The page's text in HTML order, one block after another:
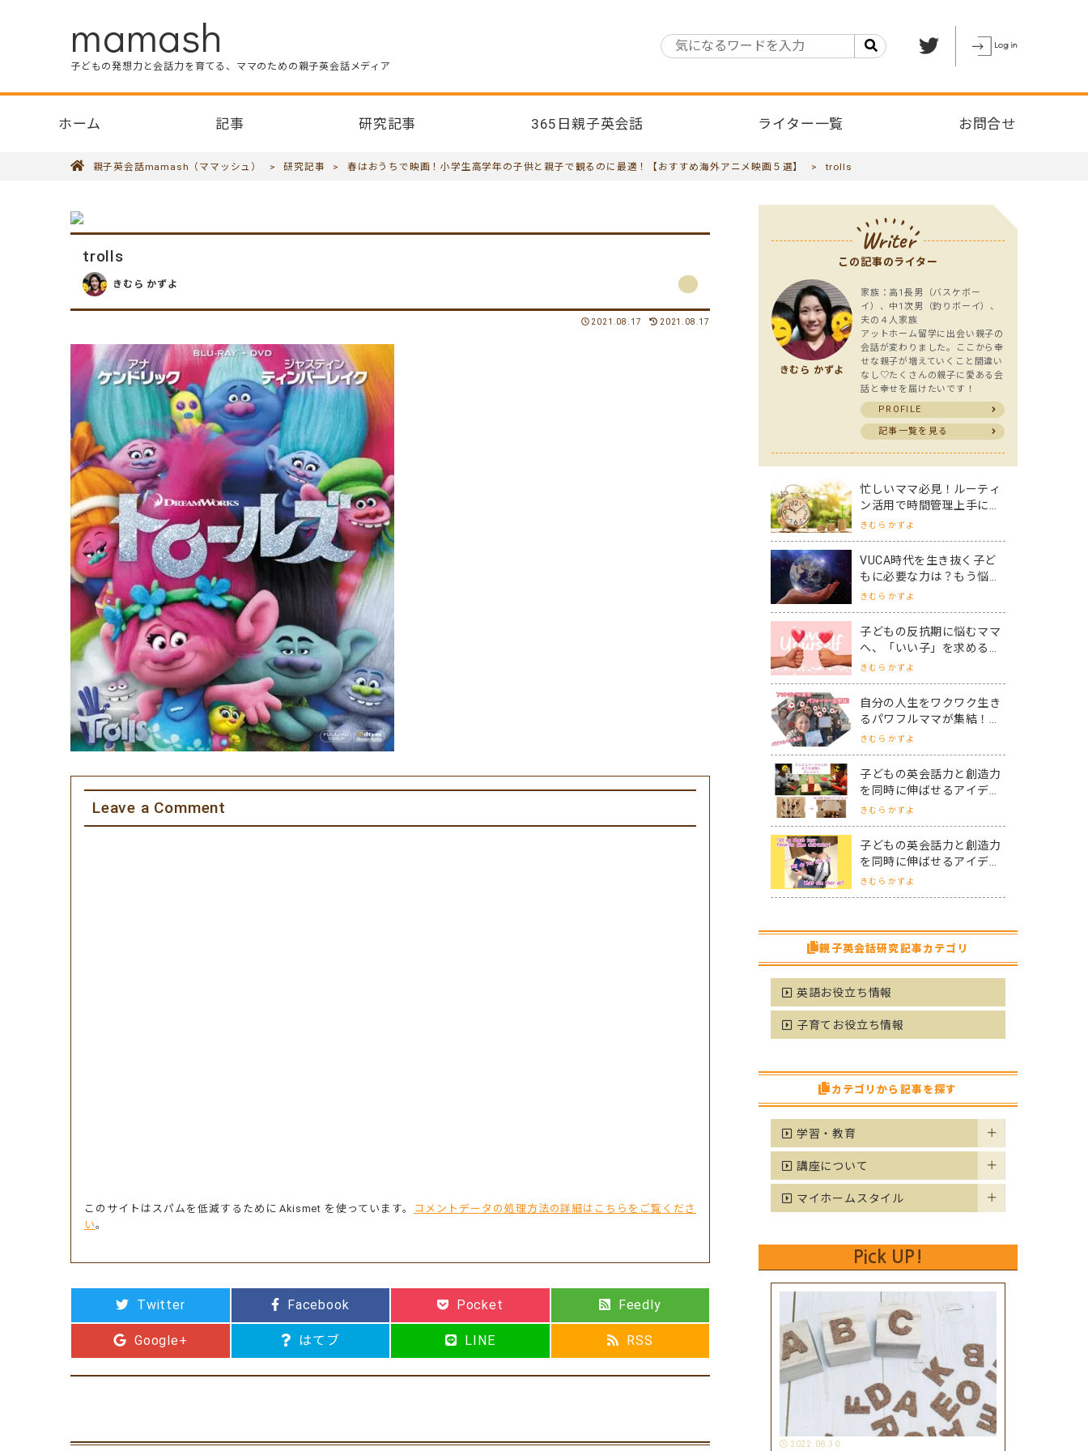
mamash
子どもの発想力と会話力を育てる、ママのための親子英会話メディア
ホーム 記事 研究記事 365日親子英会話 ライター一覧 お問合せ
親子英会話mamash（ママッシュ） > 研究記事 > 春はおうちで映画！小学生高学年の子供と親子で観るのに最適！【おすすめ海外アニメ映画５選】 > trolls
trolls
きむら かずよ
2021.08.17 2021.08.17
Leave a Comment
このサイトはスパムを低減するために Akismet を使っています。
コメントデータの処理方法の詳細はこちらをご覧くださ
い。
Twitter Facebook Pocket Feedly
Google+ はてブ LINE RSS
Writer
この記事のライター
きむら かずよ
家族：高1長男（バスケボー
イ）、中1次男（釣りボーイ）、
夫の４人家族
アットホーム留学に出会い親子の
会話が変わりました。ここから幸
せな親子が増えていくこと間違い
なし♡たくさんの親子に愛ある会
話と幸せを届けたいです！
PROFILE
記事一覧を見る
忙しいママ必見！ルーティ
ン活用で時間管理上手にな
り、自分の理想を叶えまし
きむら かずよ
VUCA時代を生き抜く子ど
もに必要な力は？もう悩ま
ない子育ての軸を手に入れ
きむら かずよ
子どもの反抗期に悩むママ
へ、「いい子」を求める盲
点と反抗期への対応策
きむら かずよ
自分の人生をワクワク生き
るパワフルママが集結！ア
ットホーム留学パフォーマ
きむら かずよ
子どもの英会話力と創造力
を同時に伸ばせるアイデア
力セミナーって？～Vol.3
きむら かずよ
子どもの英会話力と創造力
を同時に伸ばせるアイデア
力セミナーって？～Vol.2
きむら かずよ
親子英会話研究記事カテゴリ
英語お役立ち情報
子育てお役立ち情報
カテゴリから記事を探す
学習・教育
講座について
マイホームスタイル
Pick UP!
2022.08.30